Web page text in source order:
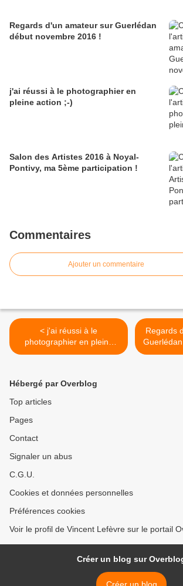
Regards d'un amateur sur Guerlédan
début novembre 2016 !
j'ai réussi à le photographier en
pleine action ;-)
Salon des Artistes 2016 à Noyal-
Pontivy, ma 5ème participation !
Commentaires
Ajouter un commentaire
< j'ai réussi à le
photographier en pleine
action ;-)
Regards
Guerlédan
Hébergé par Overblog
Top articles
Pages
Contact
Signaler un abus
C.G.U.
Cookies et données personnelles
Préférences cookies
Voir le profil de Vincent Lefèvre sur le portail
Créer un blog sur